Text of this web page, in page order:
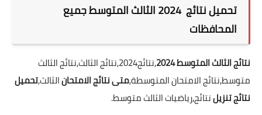
تحميل نتائج 2024 الثالث المتوسط جميع
المحافظات
نتائج الثالث المتوسط 2024
,نتائج2024,نتائج الثالث,نتائج الثالث
متوسط,نتائج الامتحان المتوسطة,متى نتائج الامتحانالثالث,تحميل
نتائج تنزيلنتائج,رياضيات الثالث متوسط.